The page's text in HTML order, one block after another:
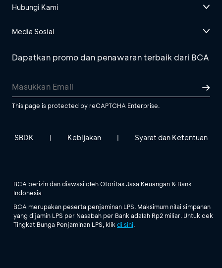
Hubungi Kami
Media Sosial
Dapatkan promo dan penawaran terbaik dari BCA
This page is protected by reCAPTCHA Enterprise.
SBDK | Kebijakan | Syarat dan Ketentuan
BCA berizin dan diawasi oleh Otoritas Jasa Keuangan & Bank
Indonesia
BCA merupakan peserta penjaminan LPS. Maksimum nilai simpanan
yang dijamin LPS per Nasabah per Bank adalah Rp2 miliar. Untuk cek
Tingkat Bunga Penjaminan LPS, klik di sini.